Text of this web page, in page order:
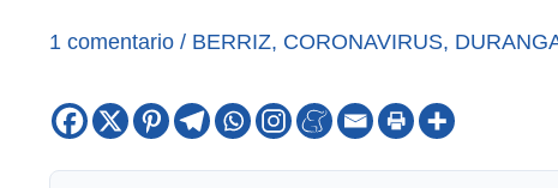
1 comentario / BERRIZ, CORONAVIRUS,